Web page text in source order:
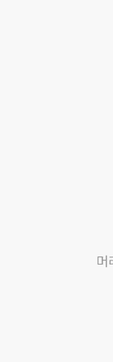
머